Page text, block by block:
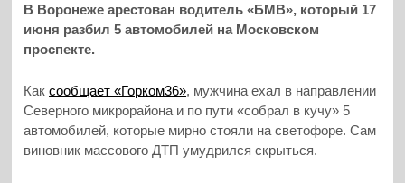
В Воронеже арестован водитель «БМВ», который 17
июня разбил 5 автомобилей на Московском
проспекте.
Каксообщает «Горком36», мужчина ехал в направлении
Северного микрорайона и по пути «собрал в кучу» 5
автомобилей, которые мирно стояли на светофоре. Сам
виновник массового ДТП умудрился скрыться.